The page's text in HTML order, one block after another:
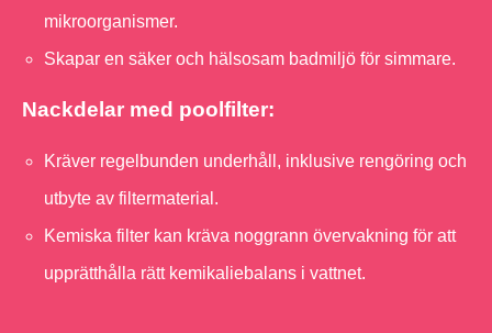
mikroorganismer.
Skapar en säker och hälsosam badmiljö för simmare.
Nackdelar med poolfilter:
Kräver regelbunden underhåll, inklusive rengöring och
utbyte av filtermaterial.
Kemiska filter kan kräva noggrann övervakning för att
upprätthålla rätt kemikaliebalans i vattnet.